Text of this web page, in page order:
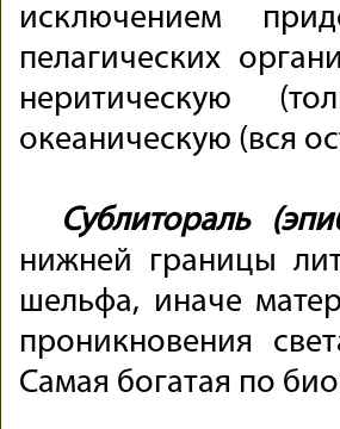
исключением
пелагических
неритическую
океаническую (вся
Сублитораль
нижней границы
шельфа, иначе
проникновения
Самая богатая по